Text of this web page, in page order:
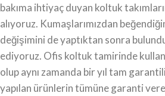
bakıma ihtiyaç duyan koltuk
alıyoruz. Kumaşlarımızdan
değişimini de yaptıktan sonra
ediyoruz. Ofis koltuk tamirinde
olup aynı zamanda bir yıl tam
yapılan ürünlerin tümüne garanti